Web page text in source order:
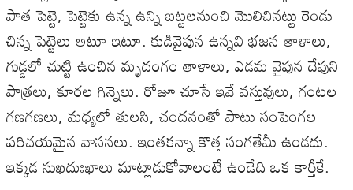
పాత పెట్టె, పెట్టెకు ఉన్న ఉన్ని బట్టలనుంచి మొలిచినట్టు రెండు
చిన్న పెట్టెలు అటూ ఇటూ. కుడివైపున ఉన్నవి భజన తాళాలు,
గుడ్డలో చుట్టి ఉంచిన మృదంగం తాళాలు, ఎడమ వైపున దేవుని
పాత్రలు, కూరల గిన్నెలు. రోజూ చూసే ఇవే వస్తువులు, గంటల
గణగణలు, మధ్యలో తులసి, చందనంతో పాటు సంపెంగల
పరిచయమైన వాసనలు. ఇంతకన్నా కొత్త సంగతేమీ ఉండదు.
ఇక్కడ సుఖదుఃఖాలు మాట్లాడుకోవాలంటే ఉండేది ఒక కార్తీకే.